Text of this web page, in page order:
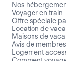
Nos
Voyager en train
Offre spéciale
Location de
Maisons de
Avis de
Logement